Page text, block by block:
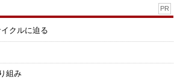
PR
クルに迫る
組み